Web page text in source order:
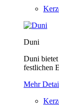
Duni
Duni
festlichen
Mehr